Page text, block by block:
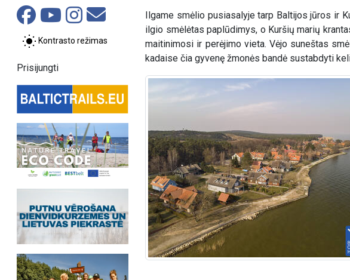
Kontrasto režimas
Prisijungti
Ilgame smėlio pusiasalyje tarp Baltijos jūros ir
ilgio smėlėtas paplūdimys, o Kuršių marių
maitinimosi ir perėjimo vieta. Vėjo suneštas
kadaise čia gyvenę žmonės bandė sustabdyti